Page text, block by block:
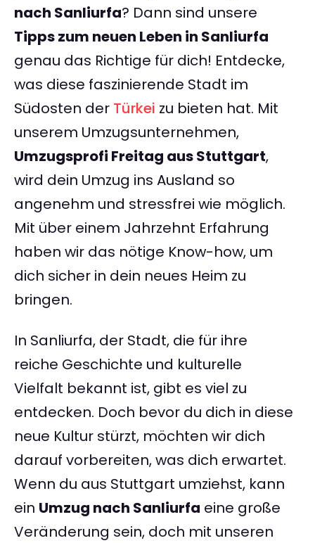
nach Sanliurfa? Dann sind unsere
Tipps zum neuen Leben in Sanliurfa
genau das Richtige für dich! Entdecke,
was diese faszinierende Stadt im
Südosten der Türkei zu bieten hat. Mit
unserem Umzugsunternehmen,
Umzugsprofi Freitag aus Stuttgart,
wird dein Umzug ins Ausland so
angenehm und stressfrei wie möglich.
Mit über einem Jahrzehnt Erfahrung
haben wir das nötige Know-how, um
dich sicher in dein neues Heim zu
bringen.
In Sanliurfa, der Stadt, die für ihre
reiche Geschichte und kulturelle
Vielfalt bekannt ist, gibt es viel zu
entdecken. Doch bevor du dich in diese
neue Kultur stürzt, möchten wir dich
darauf vorbereiten, was dich erwartet.
Wenn du aus Stuttgart umziehst, kann
ein Umzug nach Sanliurfa eine große
Veränderung sein, doch mit unseren